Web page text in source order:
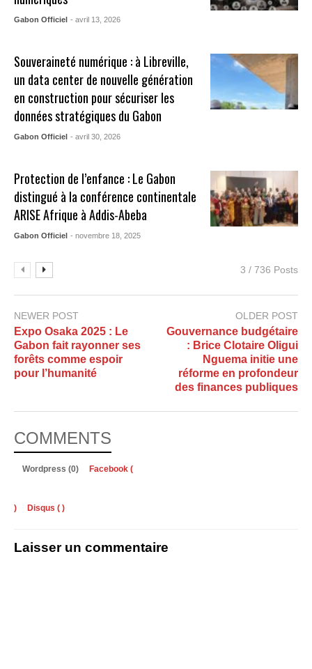
Gabon Officiel - avril 13, 2026
Souveraineté numérique : à Libreville,
un data center de nouvelle génération
en construction pour sécuriser les
données stratégiques du Gabon
Gabon Officiel - avril 30, 2026
Protection de l’enfance : Le Gabon
distingué à la conférence continentale
ARISE Afrique à Addis-Abeba
Gabon Officiel - novembre 18, 2025
3 / 736 Posts
NEWER POST
Expo Osaka 2025 : Le
Gabon fait rayonner ses
forêts comme espoir
pour l’humanité
OLDER POST
Gouvernance budgétaire
: Brice Clotaire Oligui
Nguema initie une
réforme en profondeur
des finances publiques
COMMENTS
Wordpress (0) Facebook (
) Disqus ( )
Laisser un commentaire